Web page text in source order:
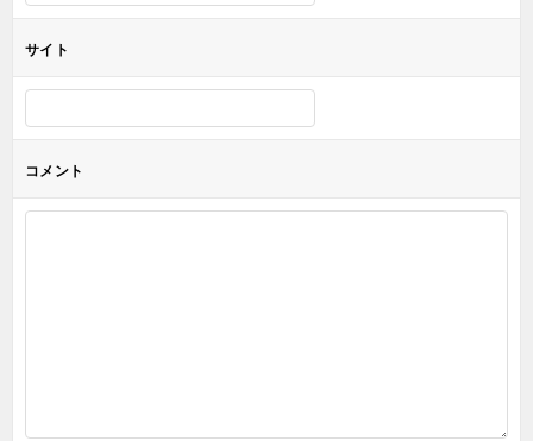
サイト
コメント